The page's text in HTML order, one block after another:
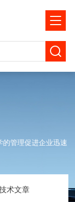
的管理促进企业迅速
术文章